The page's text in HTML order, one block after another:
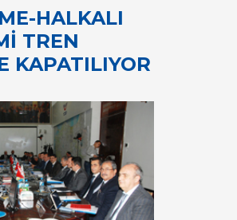
HALKALI
TREN
KAPATILIYOR